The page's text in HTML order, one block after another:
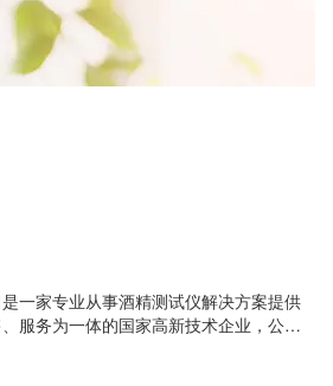
一家专业从事酒精测试仪解决方案提供
服务为一体的国家高新技术企业，公司
酒精测试仪、执法记录仪、车用酒精锁
、智慧安防，智慧交通客运，平安城市